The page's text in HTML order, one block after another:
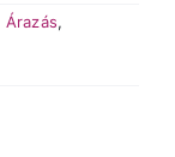
Árazás,